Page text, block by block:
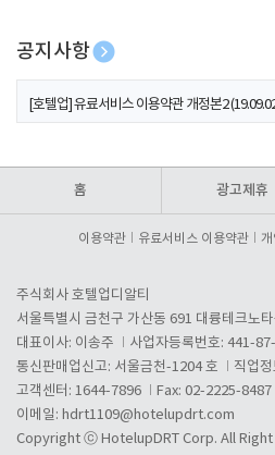
공지사항
[호텔업] 개인정보 처리방침 개정본1 (19.09.02)
[호텔업] 유료서비스 이용약관 개정본2
홈 광고제휴
이용약관 유료서비스 이용약관
주식회사 호텔업디알티
서울특별시 금천구 가산동 691 대륭테크노
대표이사: 이송주
사업자등록번호: 441-
통신판매업신고: 서울금천-1204 호
직업
고객센터: 1644-7896
Fax: 02-2225-8487
이메일: hdrt1109@hotelupdrt.com
Copyright ⓒ HotelupDRT Corp. All